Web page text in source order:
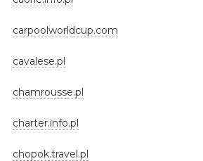
carpoolworldcup.com
cavalese.pl
chamrousse.pl
charter.info.pl
chopok.travel.pl